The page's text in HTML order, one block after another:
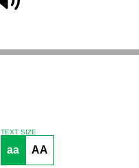
TEXT SIZE
aa AA